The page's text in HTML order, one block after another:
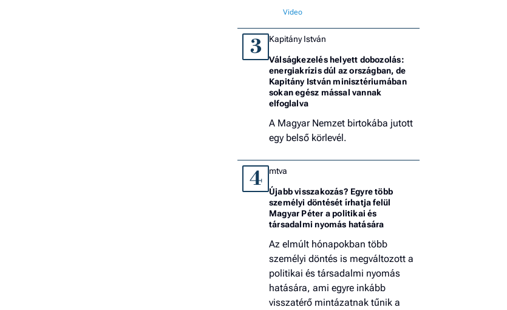
3 Kapitány István
Válságkezelés helyett dobozolás:
energiakrízis dúl az országban, de
Kapitány István minisztériumában
sokan egész mással vannak
elfoglalva
A Magyar Nemzet birtokába jutott
egy belső körlevél.
4 mtva
Újabb visszakozás? Egyre több
személyi döntését írhatja felül
Magyar Péter a politikai és
társadalmi nyomás hatására
Az elmúlt hónapokban több
személyi döntés is megváltozott a
politikai és társadalmi nyomás
hatására, ami egyre inkább
visszatérő mintázatnak tűnik a